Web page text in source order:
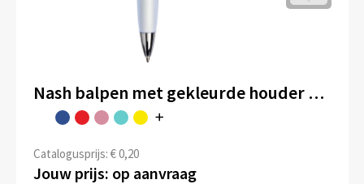
Nash balpen met gekleurde houder en gekleurde grip (zwarte inkt)
Catalogusprijs: € 0,20
Jouw prijs: op aanvraag